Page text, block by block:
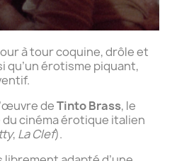
à tour coquine, drôle et
qu’un érotisme piquant,
deTinto Brass, le
cinéma érotique italien
, La Clef).